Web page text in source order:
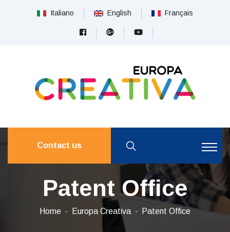
Italiano English Français
Contact us
Patent Office
Home Europa Creativa Patent Office